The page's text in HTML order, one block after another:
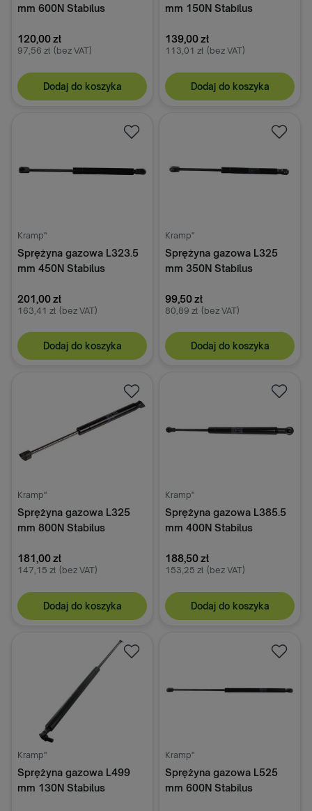
mm 600N Stabilus
120,00 zł
97,56 zł (bez VAT)
Dodaj do koszyka
mm 150N Stabilus
139,00 zł
113,01 zł (bez VAT)
Dodaj do koszyka
Kramp"
Sprężyna gazowa L323.5
mm 450N Stabilus
201,00 zł
163,41 zł (bez VAT)
Dodaj do koszyka
Kramp"
Sprężyna gazowa L325
mm 350N Stabilus
99,50 zł
80,89 zł (bez VAT)
Dodaj do koszyka
Kramp"
Sprężyna gazowa L325
mm 800N Stabilus
181,00 zł
147,15 zł (bez VAT)
Dodaj do koszyka
Kramp"
Sprężyna gazowa L385.5
mm 400N Stabilus
188,50 zł
153,25 zł (bez VAT)
Dodaj do koszyka
Kramp"
Sprężyna gazowa L499
mm 130N Stabilus
Kramp"
Sprężyna gazowa L525
mm 600N Stabilus